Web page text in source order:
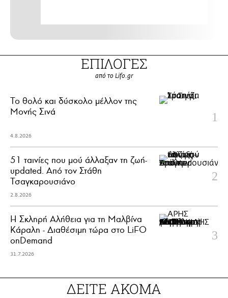
ΕΠΙΛΟΓΕΣ
από το Lifo.gr
Το θολό και δύσκολο μέλλον της
Μονής Σινά
4.8.2026
51 ταινίες που μού άλλαξαν τη ζωή-
updated. Aπό τον Στάθη
Τσαγκαρουσιάνο
2.8.2026
Η Σκληρή Αλήθεια για τη Μαλβίνα
Κάραλη - Διαθέσιμη τώρα στo LiFO
onDemand
31.7.2026
ΔΕΙΤΕ ΑΚΟΜΑ